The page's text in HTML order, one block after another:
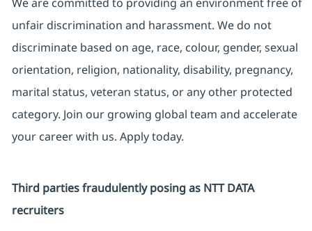
unfair discrimination and harassment. We do not
discriminate based on age, race, colour, gender, sexual
orientation, religion, nationality, disability, pregnancy,
marital status, veteran status, or any other protected
category. Join our growing global team and accelerate
your career with us. Apply today.
Third parties fraudulently posing as NTT DATA
recruiters